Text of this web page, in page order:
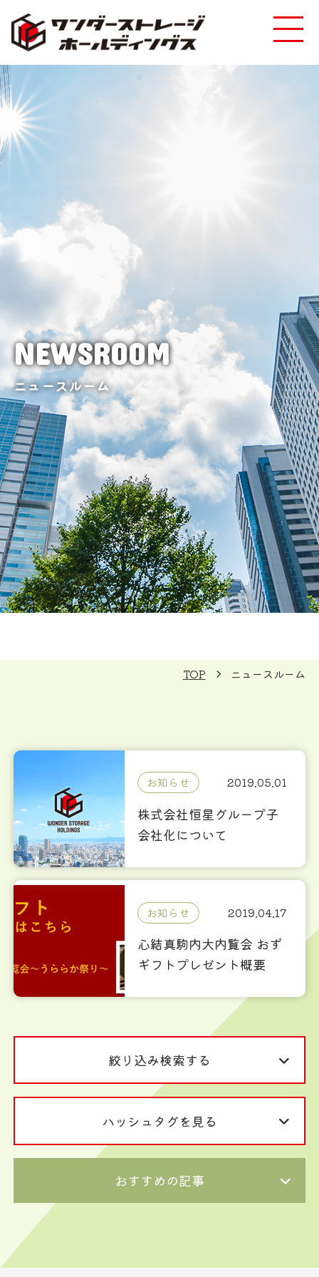
NEWSROOM
ニュースルーム
TOP ニュースルーム
お知らせ 2019.05.01
株式会社恒星グループ子
会社化について
お知らせ 2019.04.17
心結真駒内大内覧会 おず
ギフトプレゼント概要
絞り込み検索する
ハッシュタグを見る
おすすめの記事